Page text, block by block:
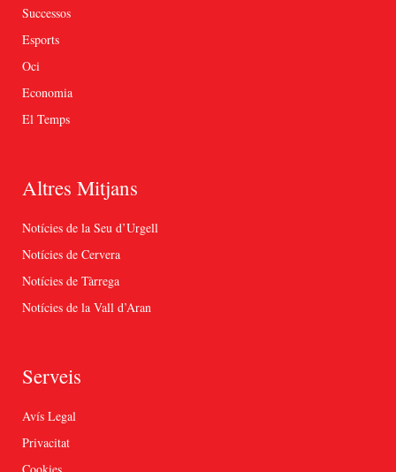
Successos
Esports
Oci
Economia
El Temps
Altres Mitjans
Notícies de la Seu d’Urgell
Notícies de Cervera
Notícies de Tàrrega
Notícies de la Vall d’Aran
Serveis
Avís Legal
Privacitat